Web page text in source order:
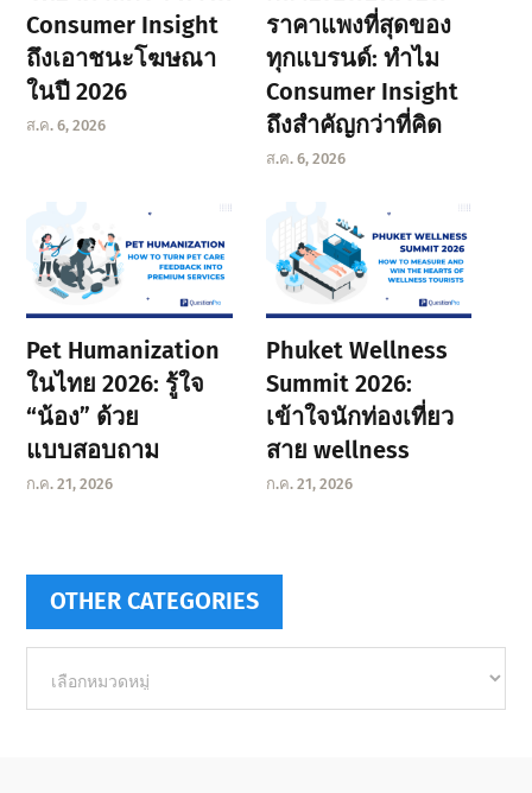
Consumer Insight
ถึงเอาชนะโฆษณา
ในปี 2026
ส.ค. 6, 2026
ราคาแพงที่สุดของ
ทุกแบรนด์: ทำไม
Consumer Insight
ถึงสำคัญกว่าที่คิด
ส.ค. 6, 2026
Pet Humanization
ในไทย 2026: รู้ใจ
“น้อง” ด้วย
แบบสอบถาม
ก.ค. 21, 2026
Phuket Wellness
Summit 2026:
เข้าใจนักท่องเที่ยว
สาย wellness
ก.ค. 21, 2026
OTHER CATEGORIES
categories